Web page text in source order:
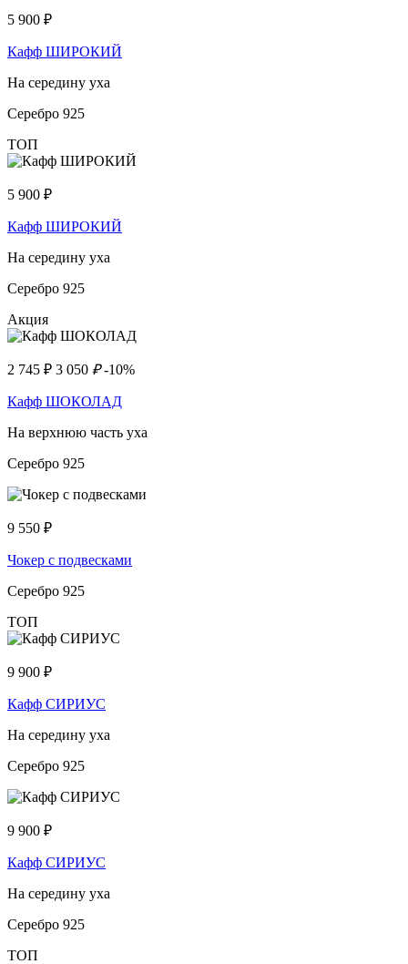
5 900 ₽
Кафф ШИРОКИЙ
На середину уха
Серебро 925
ТОП
5 900 ₽
Кафф ШИРОКИЙ
На середину уха
Серебро 925
Акция
2 745 ₽ 3 050 ₽ -10%
Кафф ШОКОЛАД
На верхнюю часть уха
Серебро 925
9 550 ₽
Чокер с подвесками
Серебро 925
ТОП
9 900 ₽
Кафф СИРИУС
На середину уха
Серебро 925
9 900 ₽
Кафф СИРИУС
На середину уха
Серебро 925
ТОП